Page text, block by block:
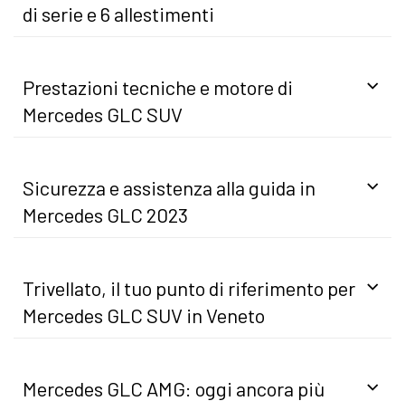
di serie e 6 allestimenti
Prestazioni tecniche e motore di
Mercedes GLC SUV
Sicurezza e assistenza alla guida in
Mercedes GLC 2023
Trivellato, il tuo punto di riferimento per
Mercedes GLC SUV in Veneto
Mercedes GLC AMG: oggi ancora più